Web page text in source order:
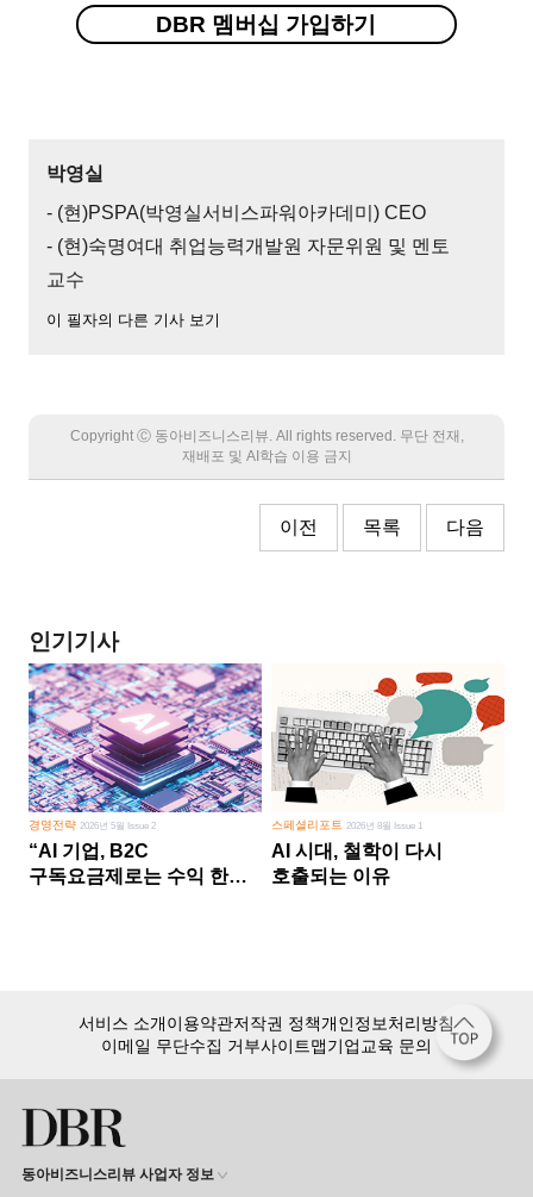
DBR 멤버십 가입하기
박영실
- (현)PSPA(박영실서비스파워아카데미) CEO
- (현)숙명여대 취업능력개발원 자문위원 및 멘토
교수
이 필자의 다른 기사 보기
Copyright Ⓒ 동아비즈니스리뷰. All rights reserved. 무단 전재,
재배포 및 AI학습 이용 금지
이전 목록 다음
인기기사
경영전략 2026년 5월 Issue 2
“AI 기업, B2C
구독요금제로는 수익 한계
스페셜리포트 2026년 8월 Issue 1
AI 시대, 철학이 다시
호출되는 이유
서비스 소개이용약관저작권 정책개인정보처리방침
이메일 무단수집 거부사이트맵기업교육 문의
동아비즈니스리뷰 사업자 정보